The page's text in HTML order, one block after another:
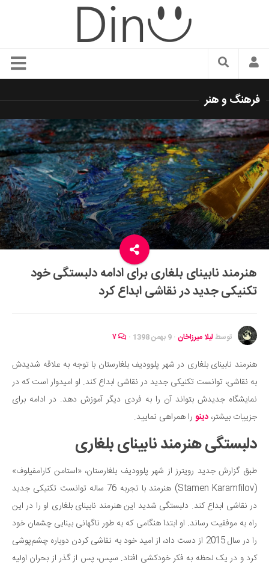
سبک زندگی
زیبایی و آرایش
شیک پوشی
دکوراسیون و چیدمان
غذا
رستوران گردی
آشپزی
سفر و گردشگری
ایران گردی
جهان گردی
موفقیت و مهارت‌های فردی
تغذیه سالم
بهداشت
بیماری و درمان
کودک و مادر
ورزش و تندرستی
روانشناسی
مراکز پزشکی و دارویی
فرهنگ و هنر
سینما و تئاتر
تلویزیون
فرهنگ و هنر
هنرمند نابینای بلغاری برای ادامه دلبستگی خود
تکنیکی جدید در نقاشی ابداع کرد
توسطلیلا میرزاخان · 9 بهمن 1398 ·
هنرمند نابینای بلغاری در شهر پلوودیف بلغارستان با توجه به علاقه شدیدش
به نقاشی، توانست تکنیکی جدید در نقاشی ابداع کند. او امیدوار است که در
نمایشگاه جدیدش بتواند آن را به فردی دیگر آموزش دهد. در ادامه برای
جزییات بیشتر، دینو را همراهی نمایید.
دلبستگی هنرمند نابینای بلغاری
طبق گزارش جدید رویترز از شهر پلوودیف بلغارستان، «استامن کارامفیلوف»
(Stamen Karamfilov) هنرمند با تجربه 76 ساله توانست تکنیکی جدید
در نقاشی ابداع کند. دلبستگی شدید این هنرمند نابینای بلغاری او را در این
راه به موفقیت رساند. او ابتدا هنگامی که به طور ناگهانی بینایی چشمان خود
را در سال 2015 از دست داد، از امید خود به نقاشی کردن دوباره چشم‌پوشی
کرد و در یک لحظه به فکر خودکشی افتاد. سپس، پس از گذر از بحران اولیه